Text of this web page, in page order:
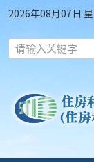
2026年08月07日
请输入关键字